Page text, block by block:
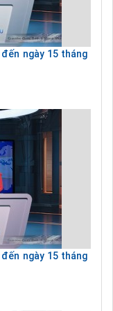
ngày 15 tháng
ngày 15 tháng